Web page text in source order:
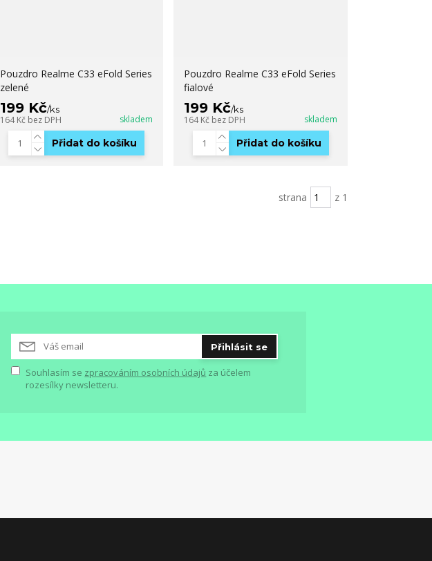
Pouzdro Realme C33 eFold Series
zelené
199 Kč/ks
164 Kč bez DPH skladem
Přidat do košíku
Pouzdro Realme C33 eFold Series
fialové
199 Kč/ks
164 Kč bez DPH skladem
Přidat do košíku
strana z 1
Přihlásit se
Souhlasím se zpracováním osobních údajů za účelem
rozesílky newsletteru.